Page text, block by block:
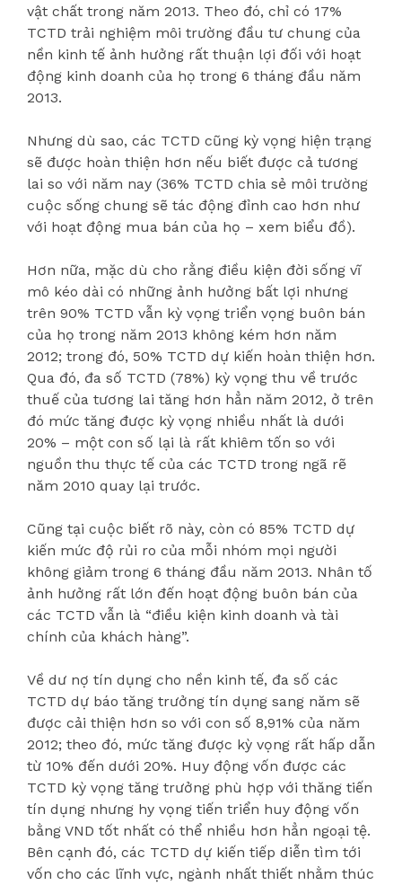
vật chất trong năm 2013. Theo đó, chỉ có 17%
TCTD trải nghiệm môi trường đầu tư chung của
nền kinh tế ảnh hưởng rất thuận lợi đối với hoạt
động kinh doanh của họ trong 6 tháng đầu năm
2013.
Nhưng dù sao, các TCTD cũng kỳ vọng hiện trạng
sẽ được hoàn thiện hơn nếu biết được cả tương
lai so với năm nay (36% TCTD chia sẻ môi trường
cuộc sống chung sẽ tác động đỉnh cao hơn như
với hoạt động mua bán của họ – xem biểu đồ).
Hơn nữa, mặc dù cho rằng điều kiện đời sống vĩ
mô kéo dài có những ảnh hưởng bất lợi nhưng
trên 90% TCTD vẫn kỳ vọng triển vọng buôn bán
của họ trong năm 2013 không kém hơn năm
2012; trong đó, 50% TCTD dự kiến hoàn thiện hơn.
Qua đó, đa số TCTD (78%) kỳ vọng thu về trước
thuế của tương lai tăng hơn hẳn năm 2012, ở trên
đó mức tăng được kỳ vọng nhiều nhất là dưới
20% – một con số lại là rất khiêm tốn so với
nguồn thu thực tế của các TCTD trong ngã rẽ
năm 2010 quay lại trước.
Cũng tại cuộc biết rõ này, còn có 85% TCTD dự
kiến mức độ rủi ro của mỗi nhóm mọi người
không giảm trong 6 tháng đầu năm 2013. Nhân tố
ảnh hưởng rất lớn đến hoạt động buôn bán của
các TCTD vẫn là “điều kiện kinh doanh và tài
chính của khách hàng”.
Về dư nợ tín dụng cho nền kinh tế, đa số các
TCTD dự báo tăng trưởng tín dụng sang năm sẽ
được cải thiện hơn so với con số 8,91% của năm
2012; theo đó, mức tăng được kỳ vọng rất hấp dẫn
từ 10% đến dưới 20%. Huy động vốn được các
TCTD kỳ vọng tăng trưởng phù hợp với thăng tiến
tín dụng nhưng hy vọng tiến triển huy động vốn
bằng VND tốt nhất có thể nhiều hơn hẳn ngoại tệ.
Bên cạnh đó, các TCTD dự kiến tiếp diễn tìm tới
vốn cho các lĩnh vực, ngành nhất thiết nhằm thúc